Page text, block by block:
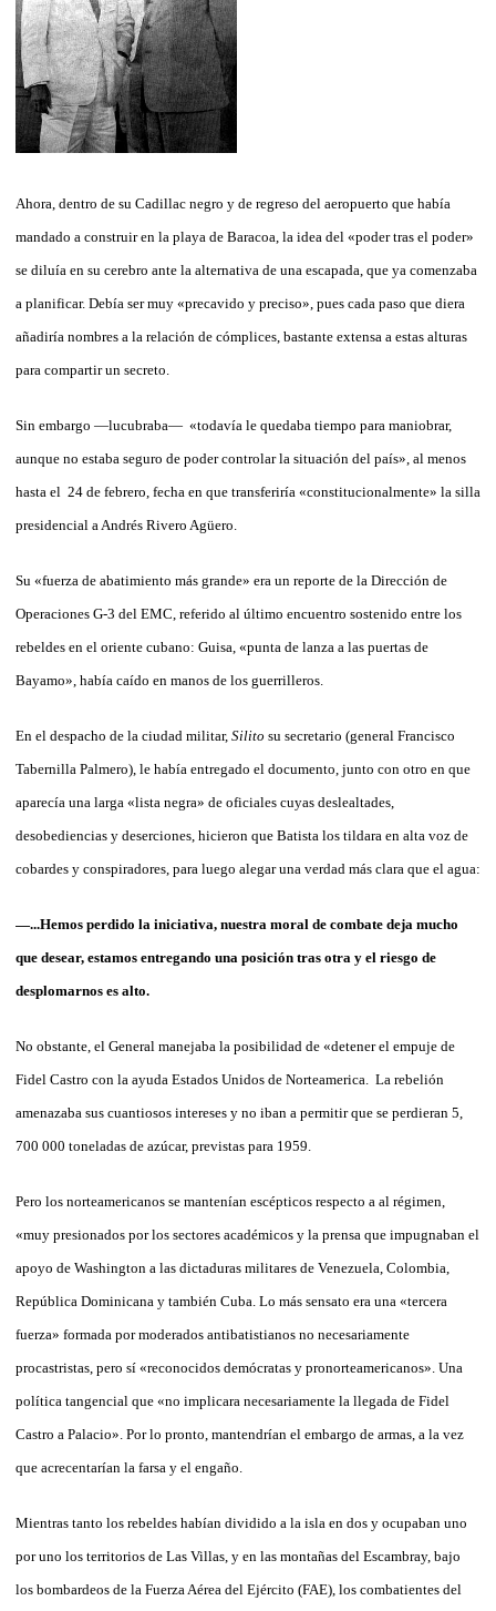
Ahora, dentro de su Cadillac negro y de regreso del aeropuerto que había
mandado a construir en la playa de Baracoa, la idea del «poder tras el poder»
se diluía en su cerebro ante la alternativa de una escapada, que ya comenzaba
a planificar. Debía ser muy «precavido y preciso», pues cada paso que diera
añadiría nombres a la relación de cómplices, bastante extensa a estas alturas
para compartir un secreto.
Sin embargo —lucubraba— «todavía le quedaba tiempo para maniobrar,
aunque no estaba seguro de poder controlar la situación del país», al menos
hasta el 24 de febrero, fecha en que transferiría «constitucionalmente» la silla
presidencial a Andrés Rivero Agüero.
Su «fuerza de abatimiento más grande» era un reporte de la Dirección de
Operaciones G-3 del EMC, referido al último encuentro sostenido entre los
rebeldes en el oriente cubano: Guisa, «punta de lanza a las puertas de
Bayamo», había caído en manos de los guerrilleros.
En el despacho de la ciudad militar, Silito su secretario (general Francisco
Tabernilla Palmero), le había entregado el documento, junto con otro en que
aparecía una larga «lista negra» de oficiales cuyas deslealtades,
desobediencias y deserciones, hicieron que Batista los tildara en alta voz de
cobardes y conspiradores, para luego alegar una verdad más clara que el agua:
—...Hemos perdido la iniciativa, nuestra moral de combate deja mucho
que desear, estamos entregando una posición tras otra y el riesgo de
desplomarnos es alto.
No obstante, el General manejaba la posibilidad de «detener el empuje de
Fidel Castro con la ayuda Estados Unidos de Norteamerica. La rebelión
amenazaba sus cuantiosos intereses y no iban a permitir que se perdieran 5,
700 000 toneladas de azúcar, previstas para 1959.
Pero los norteamericanos se mantenían escépticos respecto a al régimen,
«muy presionados por los sectores académicos y la prensa que impugnaban el
apoyo de Washington a las dictaduras militares de Venezuela, Colombia,
República Dominicana y también Cuba. Lo más sensato era una «tercera
fuerza» formada por moderados antibatistianos no necesariamente
procastristas, pero sí «reconocidos demócratas y pronorteamericanos». Una
política tangencial que «no implicara necesariamente la llegada de Fidel
Castro a Palacio». Por lo pronto, mantendrían el embargo de armas, a la vez
que acrecentarían la farsa y el engaño.
Mientras tanto los rebeldes habían dividido a la isla en dos y ocupaban uno
por uno los territorios de Las Villas, y en las montañas del Escambray, bajo
los bombardeos de la Fuerza Aérea del Ejército (FAE), los combatientes del